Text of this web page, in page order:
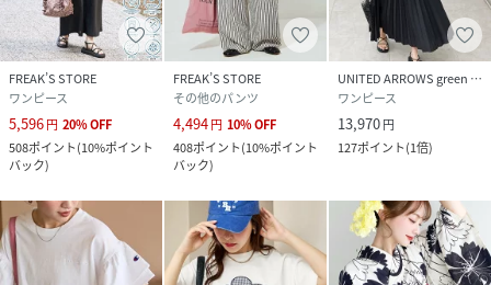
FREAK’S STORE
ワンピース
5,596円 20%OFF
508ポイント(10%ポイント
バック)
FREAK’S STORE
その他のパンツ
4,494円 10%OFF
408ポイント(10%ポイント
バック)
UNITED ARROWS green label relaxing
ワンピース
13,970円
127ポイント(1倍)